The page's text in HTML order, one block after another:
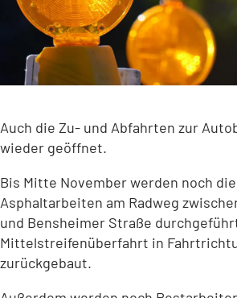
Auch die Zu- und Abfahrten zur
wieder geöffnet.
Bis Mitte November werden noch
Asphaltarbeiten am Radweg
und Bensheimer Straße
Mittelstreifenüberfahrt in
zurückgebaut.